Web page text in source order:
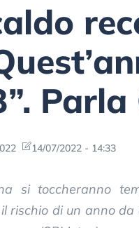
14/07/2022 - 14:33
si toccheranno
rischio di un anno